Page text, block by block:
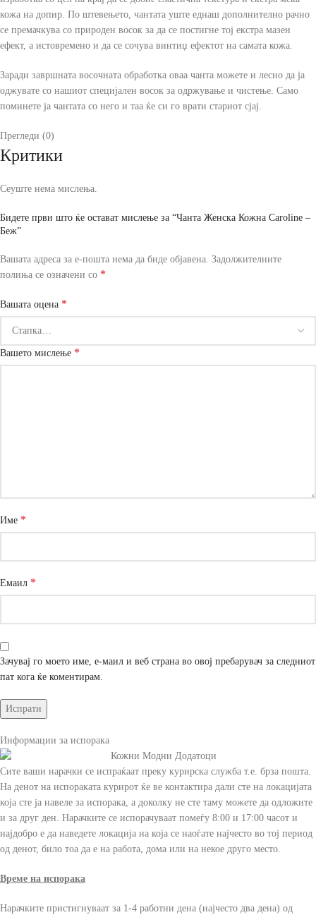
кожа на допир. По штевењето, чантата уште еднаш дополнително рачно
се премачкува со природен восок за да се постигне тој екстра мазен
ефект, а истовремено и да се сочува винтиџ ефектот на самата кожа.
Заради завршната восочната обработка оваа чанта можете и лесно да ја
оджувате со нашиот специјален восок за одржување и чистење. Само
поминете ја чантата со него и таа ќе си го врати стариот сјај.
Прегледи (0)
Критики
Сеуште нема мислења.
Бидете први што ќе остават мислење за “Чанта Женска Кожна Caroline –
Беж”
Вашата адреса за е-пошта нема да биде објавена. Задолжителните
полиња се означени со *
Вашата оцена *
Вашето мислење *
Име *
Емаил *
Зачувај го моето име, е-маил и веб страна во овој пребарувач за следниот
пат кога ќе коментирам.
Информации за испорака
Сите ваши нарачки се испраќаат преку курирска служба т.е. брза пошта.
На денот на испораката курирот ќе ве контактира дали сте на локацијата
која сте ја навеле за испорака, а доколку не сте таму можете да одложите
и за друг ден. Нарачките се испорачуваат помеѓу 8:00 и 17:00 часот и
најдобро е да наведете локација на која се наоѓате најчесто во тој период
од денот, било тоа да е на работа, дома или на некое друго место.
Време на испорака
Нарачките пристигнуваат за 1-4 работни дена (најчесто два дена) од